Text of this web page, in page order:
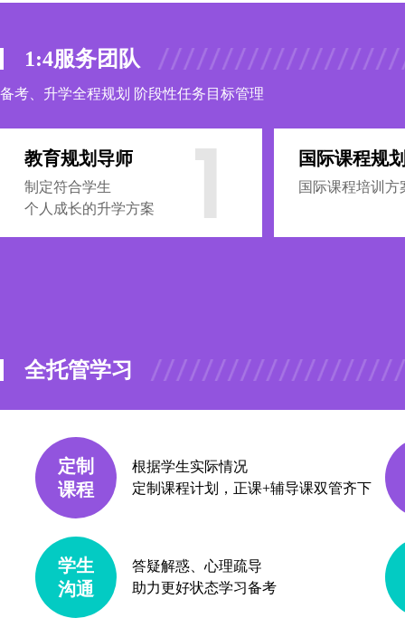
1:4服务团队
备考、升学全程规划 阶段性任务目标管理
教育规划导师
制定符合学生
个人成长的升学方案
1 国际课程规
国际课程培训方
全托管学习
定制
课程
根据学生实际情况
定制课程计划，正课+辅导课双管齐下
学生
沟通
答疑解惑、心理疏导
助力更好状态学习备考